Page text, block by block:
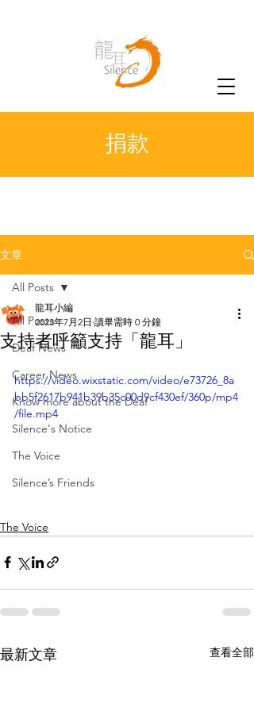
捐款
文章
All Posts
Deaf News
Career News
Know more about the Deaf
Silence's Notice
The Voice
Silence’s Friends
All Posts
支持者呼籲支持「龍耳」
龍耳小編
2023年7月2日 讀畢需時 0 分鐘
https://video.wixstatic.com/video/e73726_8a
bb5f2617b941b39b35c00d9cf430ef/360p/mp4
/file.mp4
The Voice
最新文章 查看全部